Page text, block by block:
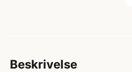
Beskrivelse